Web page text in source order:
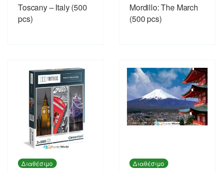
Toscany – Italy (500
pcs)
Mordillo: The March
(500 pcs)
Διαθέσιμο Διαθέσιμο